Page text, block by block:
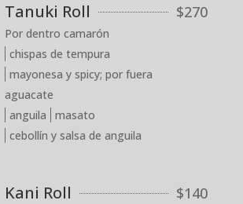
Tanuki Roll $270
Por dentro camarón
chispas de tempura
mayonesa y spicy; por fuera
aguacate
anguila
masato
cebollín y salsa de anguila
Kani Roll $140